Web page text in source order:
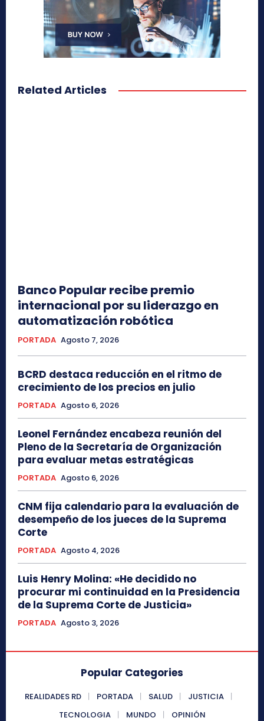
Related Articles
Banco Popular recibe premio
internacional por su liderazgo en
automatización robótica
PORTADA Agosto 7, 2026
BCRD destaca reducción en el ritmo de
crecimiento de los precios en julio
PORTADA Agosto 6, 2026
Leonel Fernández encabeza reunión del
Pleno de la Secretaría de Organización
para evaluar metas estratégicas
PORTADA Agosto 6, 2026
CNM fija calendario para la evaluación de
desempeño de los jueces de la Suprema
Corte
PORTADA Agosto 4, 2026
Luis Henry Molina: «He decidido no
procurar mi continuidad en la Presidencia
de la Suprema Corte de Justicia»
PORTADA Agosto 3, 2026
Popular Categories
REALIDADES RD PORTADA SALUD
JUSTICIA
TECNOLOGIA
MUNDO OPINIÓN